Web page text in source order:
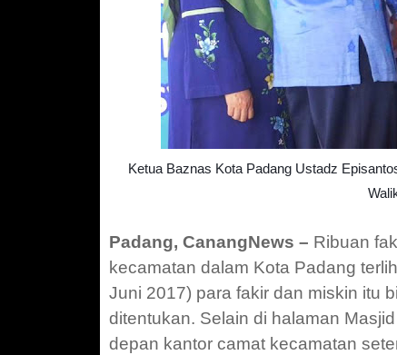
Ketua Baznas Kota Padang Ustadz
Padang, CanangNews – Ribuan
kecamatan dalam Kota Padang
Juni 2017) para fakir dan miskin itu
ditentukan. Selain di halaman
depan kantor camat kecamatan